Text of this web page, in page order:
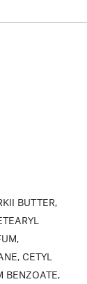
BUTTER,
CETYL
BENZOATE,